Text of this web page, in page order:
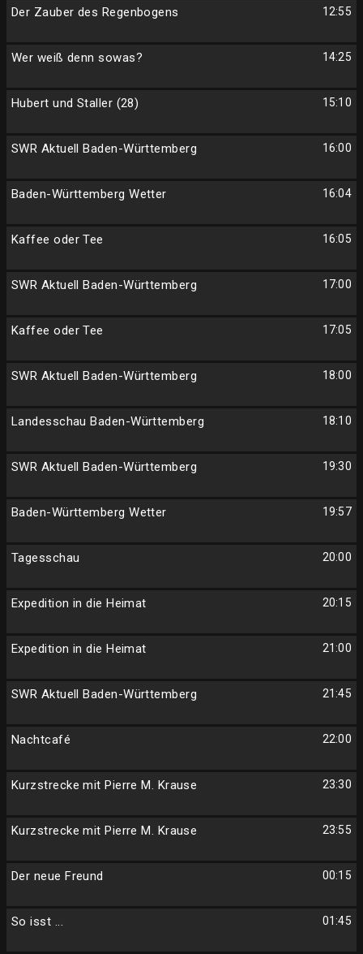
12:55
Der Zauber des Regenbogens
14:25
Wer weiß denn sowas?
15:10
Hubert und Staller (28)
16:00
SWR Aktuell Baden-Württemberg
16:04
Baden-Württemberg Wetter
16:05
Kaffee oder Tee
17:00
SWR Aktuell Baden-Württemberg
17:05
Kaffee oder Tee
18:00
SWR Aktuell Baden-Württemberg
18:10
Landesschau Baden-Württemberg
19:30
SWR Aktuell Baden-Württemberg
19:57
Baden-Württemberg Wetter
20:00
Tagesschau
20:15
Expedition in die Heimat
21:00
Expedition in die Heimat
21:45
SWR Aktuell Baden-Württemberg
22:00
Nachtcafé
23:30
Kurzstrecke mit Pierre M. Krause
23:55
Kurzstrecke mit Pierre M. Krause
00:15
Der neue Freund
01:45
So isst ...